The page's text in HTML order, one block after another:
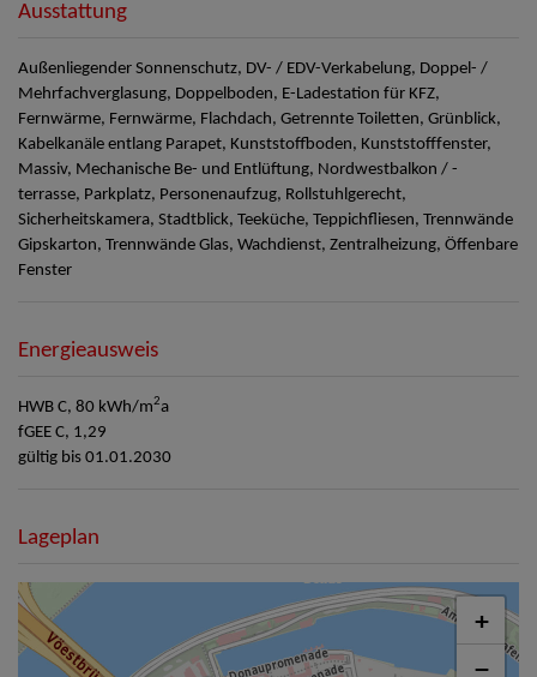
Ausstattung
Außenliegender Sonnenschutz DV- / EDV-Verkabelung Doppel- /
Mehrfachverglasung Doppelboden E-Ladestation für KFZ
Fernwärme Fernwärme Flachdach Getrennte Toiletten Grünblick
Kabelkanäle entlang Parapet Kunststoffboden Kunststofffenster
Massiv Mechanische Be- und Entlüftung Nordwestbalkon / -
terrasse Parkplatz Personenaufzug Rollstuhlgerecht
Sicherheitskamera Stadtblick Teeküche Teppichfliesen Trennwände
Gipskarton Trennwände Glas Wachdienst Zentralheizung Öffenbare
Fenster
Energieausweis
HWB C, 80 kWh/m2a
fGEE C, 1,29
gültig bis 01.01.2030
Lageplan
+
−